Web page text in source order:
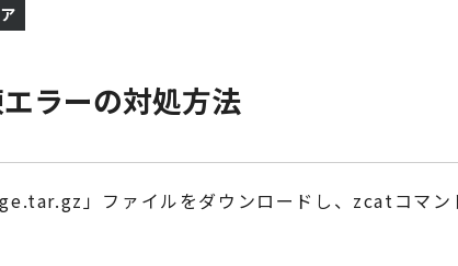
ラーの対処方法
」ファイルをダウンロードし、zcatコマン